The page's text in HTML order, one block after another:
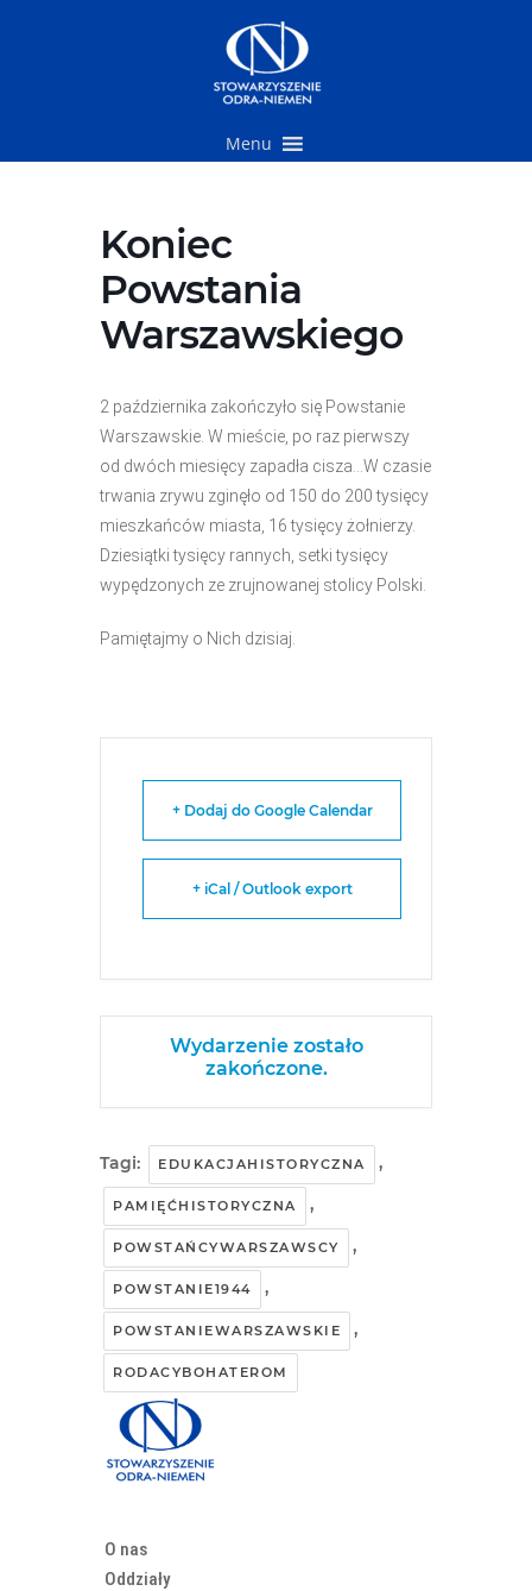
Menu
Koniec
Powstania
Warszawskiego
2 października zakończyło się Powstanie
Warszawskie. W mieście, po raz pierwszy
od dwóch miesięcy zapadła cisza…W czasie
trwania zrywu zginęło od 150 do 200 tysięcy
mieszkańców miasta, 16 tysięcy żołnierzy.
Dziesiątki tysięcy rannych, setki tysięcy
wypędzonych ze zrujnowanej stolicy Polski.
Pamiętajmy o Nich dzisiaj.
+ Dodaj do Google Calendar
+ iCal / Outlook export
Wydarzenie zostało
zakończone.
Tagi: EDUKACJAHISTORYCZNA ,
PAMIĘĆHISTORYCZNA ,
POWSTAŃCYWARSZAWSCY ,
POWSTANIE1944 ,
POWSTANIEWARSZAWSKIE ,
RODACYBOHATEROM
O nas
Oddziały